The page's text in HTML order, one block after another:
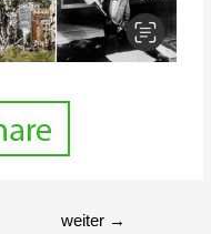
weiter →